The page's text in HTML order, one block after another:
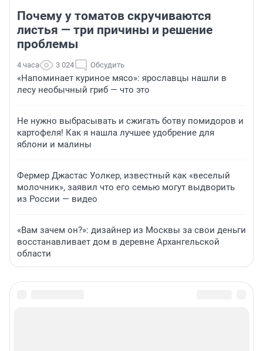
Почему у томатов скручиваются
листья — три причины и решение
проблемы
4 часа 3 024 Обсудить
«Напоминает куриное мясо»: ярославцы нашли в
лесу необычный гриб — что это
Не нужно выбрасывать и сжигать ботву помидоров и
картофеля! Как я нашла лучшее удобрение для
яблони и малины
Фермер Джастас Уолкер, известный как «веселый
молочник», заявил что его семью могут выдворить
из России — видео
«Вам зачем он?»: дизайнер из Москвы за свои деньги
восстанавливает дом в деревне Архангельской
области